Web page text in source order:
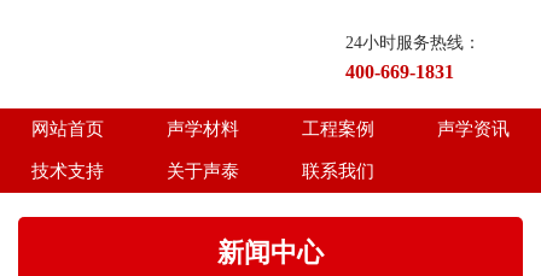
24小时服务热线：
400-669-1831
网站首页 声学材料 工程案例 声学资讯
技术支持 关于声泰 联系我们
新闻中心